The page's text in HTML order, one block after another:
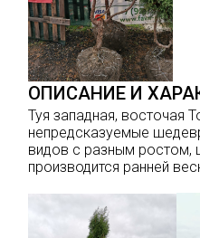
ОПИСАНИЕ И
Туя западная, восточая
непредсказуемые
видов с разным ростом,
производится ранней